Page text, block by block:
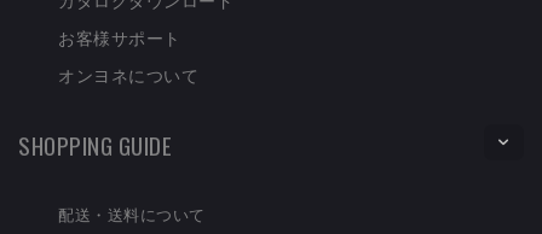
お客様サポート
オンヨネについて
SHOPPING GUIDE
配送・送料について